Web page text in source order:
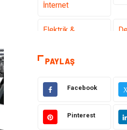
İnternet
Elektrik &
Güzellik ve Bakım
Giyim
Makine
PAYLAŞ
Facebook X
Pinterest